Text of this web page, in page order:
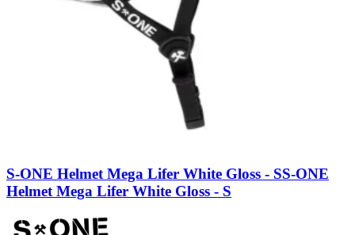
S-ONE Helmet Mega Lifer White Gloss - SS-ONE
Helmet Mega Lifer White Gloss - S